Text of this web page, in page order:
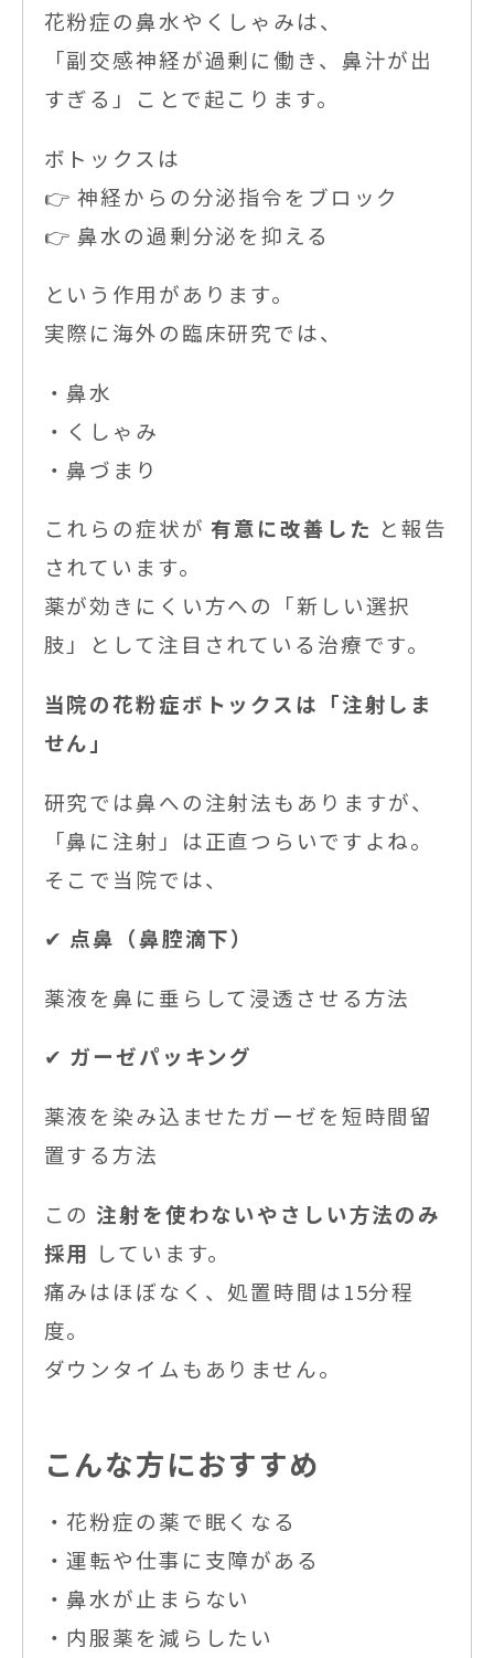
花粉症の鼻水やくしゃみは、
「副交感神経が過剰に働き、鼻汁が出
すぎる」ことで起こります。
ボトックスは
👉 神経からの分泌指令をブロック
👉 鼻水の過剰分泌を抑える
という作用があります。
実際に海外の臨床研究では、
・鼻水
・くしゃみ
・鼻づまり
これらの症状が有意に改善した と報告
されています。
薬が効きにくい方への「新しい選択
肢」として注目されている治療です。
当院の花粉症ボトックスは「注射しま
せん」
研究では鼻への注射法もありますが、
「鼻に注射」は正直つらいですよね。
そこで当院では、
✔ 点鼻（鼻腔滴下）
薬液を鼻に垂らして浸透させる方法
✔ ガーゼパッキング
薬液を染み込ませたガーゼを短時間留
置する方法
この 注射を使わないやさしい方法のみ
採用 しています。
痛みはほぼなく、処置時間は15分程
度。
ダウンタイムもありません。
こんな方におすすめ
・花粉症の薬で眠くなる
・運転や仕事に支障がある
・鼻水が止まらない
・内服薬を減らしたい